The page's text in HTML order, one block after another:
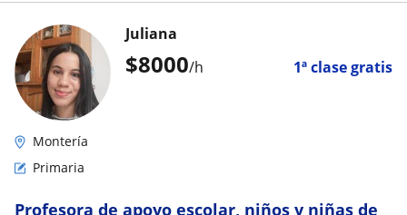
$8000/h 1ª clase gratis
Juliana
Montería
Primaria
Profesora de apoyo escolar, niños y niñas de